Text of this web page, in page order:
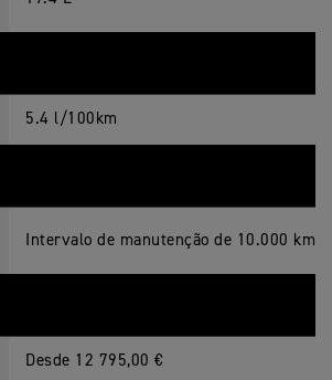
5.4 l/100km
Intervalo de manutenção de 10.000 km/
Desde 12 795,00 €